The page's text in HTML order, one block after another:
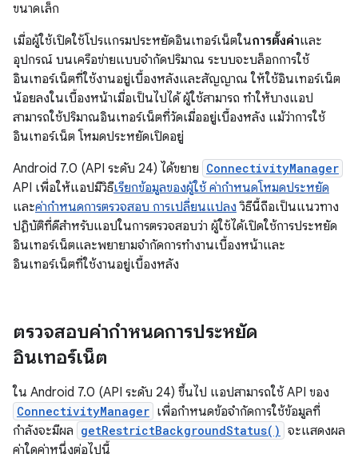
ขนาดเล็ก
เมื่อผู้ใช้เปิดใช้โปรแกรมประหยัดอินเทอร์เน็ตในการตั้งค่าและ
อุปกรณ์ บนเครือข่ายแบบจำกัดปริมาณ ระบบจะบล็อกการใช้
อินเทอร์เน็ตที่ใช้งานอยู่เบื้องหลังและสัญญาณ ให้ใช้อินเทอร์เน็ต
น้อยลงในเบื้องหน้าเมื่อเป็นไปได้ ผู้ใช้สามารถ ทำให้บางแอป
สามารถใช้ปริมาณอินเทอร์เน็ตที่วัดเมื่ออยู่เบื้องหลัง แม้ว่าการใช้
อินเทอร์เน็ต โหมดประหยัดเปิดอยู่
Android 7.0 (API ระดับ 24) ได้ขยาย ConnectivityManager
API เพื่อให้แอปมีวิธีเรียกข้อมูลของผู้ใช้ ค่ากำหนดโหมดประหยัด
และค่ากำหนดการตรวจสอบ การเปลี่ยนแปลง วิธีนี้ถือเป็นแนวทาง
ปฏิบัติที่ดีสำหรับแอปในการตรวจสอบว่า ผู้ใช้ได้เปิดใช้การประหยัด
อินเทอร์เน็ตและพยายามจำกัดการทำงานเบื้องหน้าและ
อินเทอร์เน็ตที่ใช้งานอยู่เบื้องหลัง
ตรวจสอบค่ากำหนดการประหยัด
อินเทอร์เน็ต
ใน Android 7.0 (API ระดับ 24) ขึ้นไป แอปสามารถใช้ API ของ
ConnectivityManager เพื่อกำหนดข้อจำกัดการใช้ข้อมูลที่
กำลังจะมีผล getRestrictBackgroundStatus() จะแสดงผล
ค่าใดค่าหนึ่งต่อไปนี้